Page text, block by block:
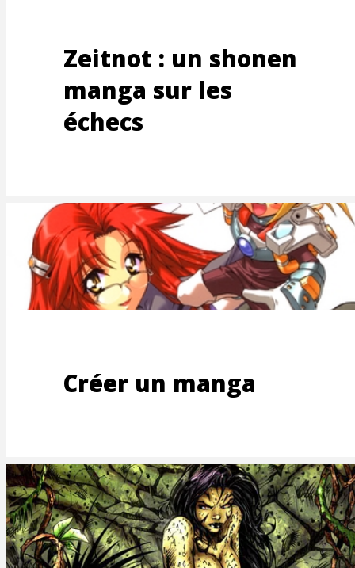
Zeitnot : un shonen
manga sur les
échecs
Créer un manga